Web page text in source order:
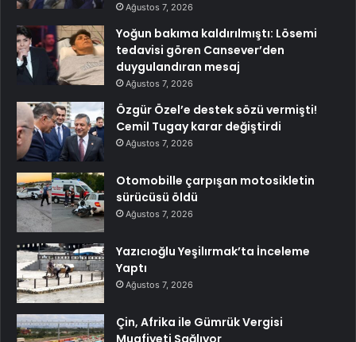
Ağustos 7, 2026
Yoğun bakıma kaldırılmıştı: Lösemi
tedavisi gören Cansever’den
duygulandıran mesaj
Ağustos 7, 2026
Özgür Özel’e destek sözü vermişti!
Cemil Tugay karar değiştirdi
Ağustos 7, 2026
Otomobille çarpışan motosikletin
sürücüsü öldü
Ağustos 7, 2026
Yazıcıoğlu Yeşilırmak’ta İnceleme
Yaptı
Ağustos 7, 2026
Çin, Afrika ile Gümrük Vergisi